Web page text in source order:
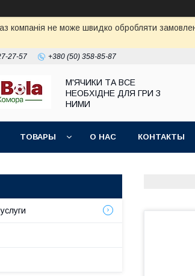
компанія не може швидко обробляти
27-57 +380 (50) 358-85-87
М'ЯЧИКИ ТА ВСЕ
НЕОБХІДНЕ ДЛЯ ГРИ З
НИМИ
ТОВАРЫ О НАС КОНТАКТЫ